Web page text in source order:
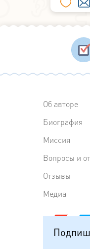
Об авторе
Биография
Миссия
Вопросы и
Отзывы
Медиа